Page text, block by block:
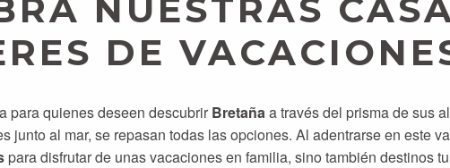
NUESTRAS
DE
para quienes deseen descubrir Bretañaa través del prisma de sus
junto al mar, se repasan todas las opciones. Al adentrarse en este
para disfrutar de unas vacaciones en familia, sino también destinos